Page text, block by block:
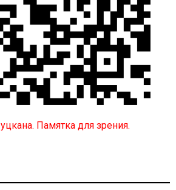
Памятка для зрения.